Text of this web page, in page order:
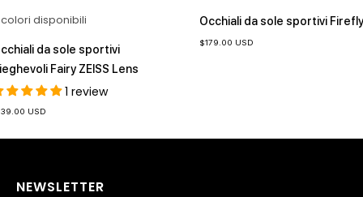
disponibili
da sole sportivi
Fairy ZEISS Lens
1 review
USD
Occhiali da sole sportivi Firefly
Prezzo
$179.00 USD
NEWSLETTER